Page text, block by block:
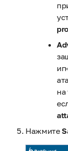
на
Нажмите